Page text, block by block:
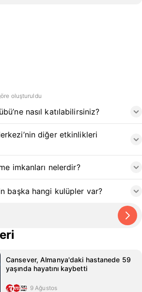
oluşturuldu
nasıl katılabilirsiniz?
diğer etkinlikleri
imkanları nelerdir?
başka hangi kulüpler var?
Cansever, Almanya'daki hastanede 59
yaşında hayatını kaybetti
9 Ağustos